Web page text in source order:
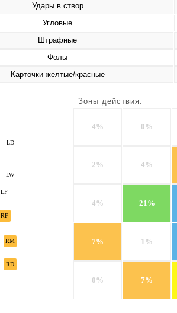
Удары в створ
Угловые
Штрафные
Фолы
Карточки желтые/красные
LD
LW
LF
RD
RM
RF
Зоны действия:
4% 0%
2% 4%
4% 21%
7% 1%
0% 7%